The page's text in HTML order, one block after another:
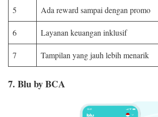
5 Ada reward sampai dengan promo
6 Layanan keuangan inklusif
7 Tampilan yang jauh lebih menarik
7. Blu by BCA